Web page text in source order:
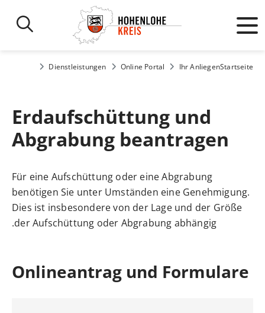
Startseite
Ihr Anliegen
Online Portal
Dienstleistungen
Erdaufschüttung und
Abgrabung beantragen
Für eine Aufschüttung oder eine Abgrabung
benötigen Sie unter Umständen eine Genehmigung.
Dies ist insbesondere von der Lage und der Größe
der Aufschüttung oder Abgrabung abhängig.
Onlineantrag und Formulare